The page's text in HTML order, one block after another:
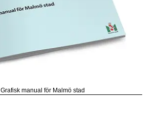
Grafisk manual för Malmö stad